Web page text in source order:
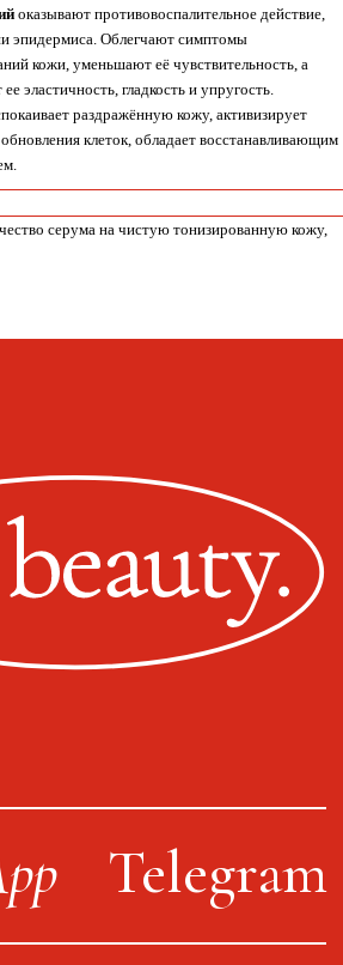
оказывают противовоспалительное действие,
эпидермиса. Облегчают симптомы
кожи, уменьшают её чувствительность, а
эластичность, гладкость и упругость.
раздражённую кожу, активизирует
клеток, обладает восстанавливающим
серума на чистую тонизированную кожу,
23/168
Telegram